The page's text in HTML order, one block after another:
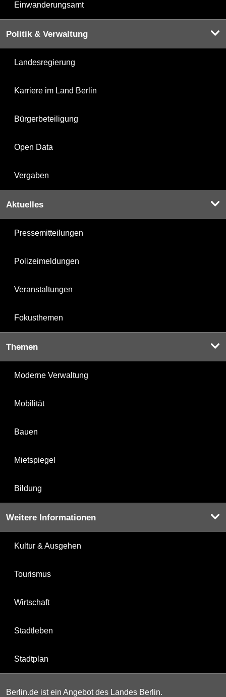
Einwanderungsamt
Politik & Verwaltung
Landesregierung
Karriere im Land Berlin
Bürgerbeteiligung
Open Data
Vergaben
Aktuelles
Pressemitteilungen
Polizeimeldungen
Veranstaltungen
Fokusthemen
Themen
Moderne Verwaltung
Mobilität
Bauen
Mietspiegel
Bildung
Weitere Informationen
Kultur & Ausgehen
Tourismus
Wirtschaft
Stadtleben
Stadtplan
Berlin.de ist ein Angebot des Landes Berlin.